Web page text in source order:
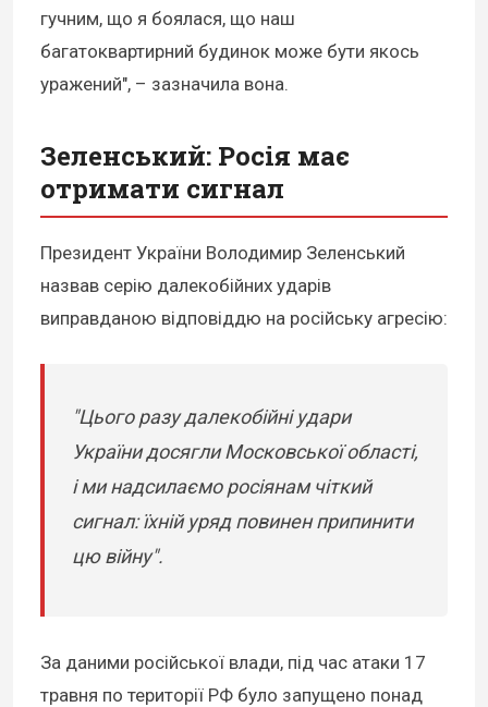
гучним, що я боялася, що наш
багатоквартирний будинок може бути якось
уражений", – зазначила вона.
Зеленський: Росія має
отримати сигнал
Президент України Володимир Зеленський
назвав серію далекобійних ударів
виправданою відповіддю на російську агресію:
"Цього разу далекобійні удари
України досягли Московської області,
і ми надсилаємо росіянам чіткий
сигнал: їхній уряд повинен припинити
цю війну".
За даними російської влади, під час атаки 17
травня по території РФ було запущено понад